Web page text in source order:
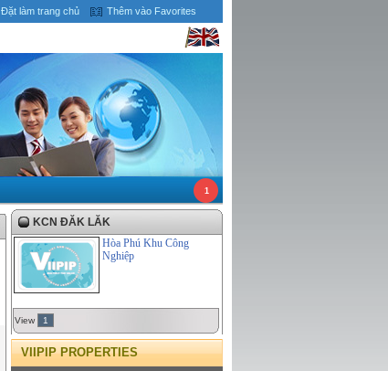
Đặt làm trang chủ Thêm vào Favorites
1
KCN ĐĂK LĂK
Hòa Phú Khu Công
Nghiệp
View 1
VIIPIP PROPERTIES